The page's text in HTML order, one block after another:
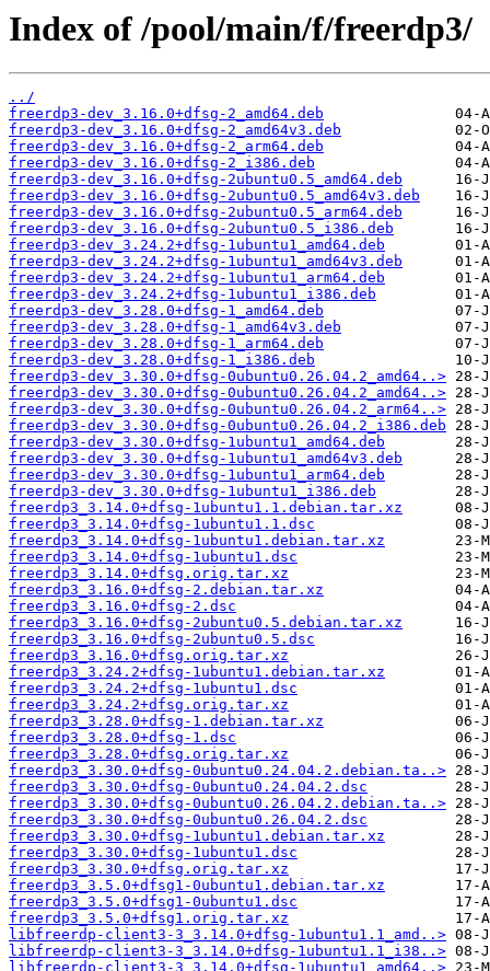
Index of /pool/main/f/freerdp3/
../
freerdp3-dev_3.16.0+dfsg-2_amd64.deb
freerdp3-dev_3.16.0+dfsg-2_amd64v3.deb
freerdp3-dev_3.16.0+dfsg-2_arm64.deb
freerdp3-dev_3.16.0+dfsg-2_i386.deb
freerdp3-dev_3.16.0+dfsg-2ubuntu0.5_amd64.deb
freerdp3-dev_3.16.0+dfsg-2ubuntu0.5_amd64v3.deb
freerdp3-dev_3.16.0+dfsg-2ubuntu0.5_arm64.deb
freerdp3-dev_3.16.0+dfsg-2ubuntu0.5_i386.deb
freerdp3-dev_3.24.2+dfsg-1ubuntu1_amd64.deb
freerdp3-dev_3.24.2+dfsg-1ubuntu1_amd64v3.deb
freerdp3-dev_3.24.2+dfsg-1ubuntu1_arm64.deb
freerdp3-dev_3.24.2+dfsg-1ubuntu1_i386.deb
freerdp3-dev_3.28.0+dfsg-1_amd64.deb
freerdp3-dev_3.28.0+dfsg-1_amd64v3.deb
freerdp3-dev_3.28.0+dfsg-1_arm64.deb
freerdp3-dev_3.28.0+dfsg-1_i386.deb
freerdp3-dev_3.30.0+dfsg-0ubuntu0.26.04.2_amd64..>
freerdp3-dev_3.30.0+dfsg-0ubuntu0.26.04.2_amd64..>
freerdp3-dev_3.30.0+dfsg-0ubuntu0.26.04.2_arm64..>
freerdp3-dev_3.30.0+dfsg-0ubuntu0.26.04.2_i386.deb
freerdp3-dev_3.30.0+dfsg-1ubuntu1_amd64.deb
freerdp3-dev_3.30.0+dfsg-1ubuntu1_amd64v3.deb
freerdp3-dev_3.30.0+dfsg-1ubuntu1_arm64.deb
freerdp3-dev_3.30.0+dfsg-1ubuntu1_i386.deb
freerdp3_3.14.0+dfsg-1ubuntu1.1.debian.tar.xz
freerdp3_3.14.0+dfsg-1ubuntu1.1.dsc
freerdp3_3.14.0+dfsg-1ubuntu1.debian.tar.xz
freerdp3_3.14.0+dfsg-1ubuntu1.dsc
freerdp3_3.14.0+dfsg.orig.tar.xz
freerdp3_3.16.0+dfsg-2.debian.tar.xz
freerdp3_3.16.0+dfsg-2.dsc
freerdp3_3.16.0+dfsg-2ubuntu0.5.debian.tar.xz
freerdp3_3.16.0+dfsg-2ubuntu0.5.dsc
freerdp3_3.16.0+dfsg.orig.tar.xz
freerdp3_3.24.2+dfsg-1ubuntu1.debian.tar.xz
freerdp3_3.24.2+dfsg-1ubuntu1.dsc
freerdp3_3.24.2+dfsg.orig.tar.xz
freerdp3_3.28.0+dfsg-1.debian.tar.xz
freerdp3_3.28.0+dfsg-1.dsc
freerdp3_3.28.0+dfsg.orig.tar.xz
freerdp3_3.30.0+dfsg-0ubuntu0.24.04.2.debian.ta..>
freerdp3_3.30.0+dfsg-0ubuntu0.24.04.2.dsc
freerdp3_3.30.0+dfsg-0ubuntu0.26.04.2.debian.ta..>
freerdp3_3.30.0+dfsg-0ubuntu0.26.04.2.dsc
freerdp3_3.30.0+dfsg-1ubuntu1.debian.tar.xz
freerdp3_3.30.0+dfsg-1ubuntu1.dsc
freerdp3_3.30.0+dfsg.orig.tar.xz
freerdp3_3.5.0+dfsg1-0ubuntu1.debian.tar.xz
freerdp3_3.5.0+dfsg1-0ubuntu1.dsc
freerdp3_3.5.0+dfsg1.orig.tar.xz
libfreerdp-client3-3_3.14.0+dfsg-1ubuntu1.1_amd..>
libfreerdp-client3-3_3.14.0+dfsg-1ubuntu1.1_i38..>
libfreerdp-client3-3_3.14.0+dfsg-1ubuntu1_amd64..>